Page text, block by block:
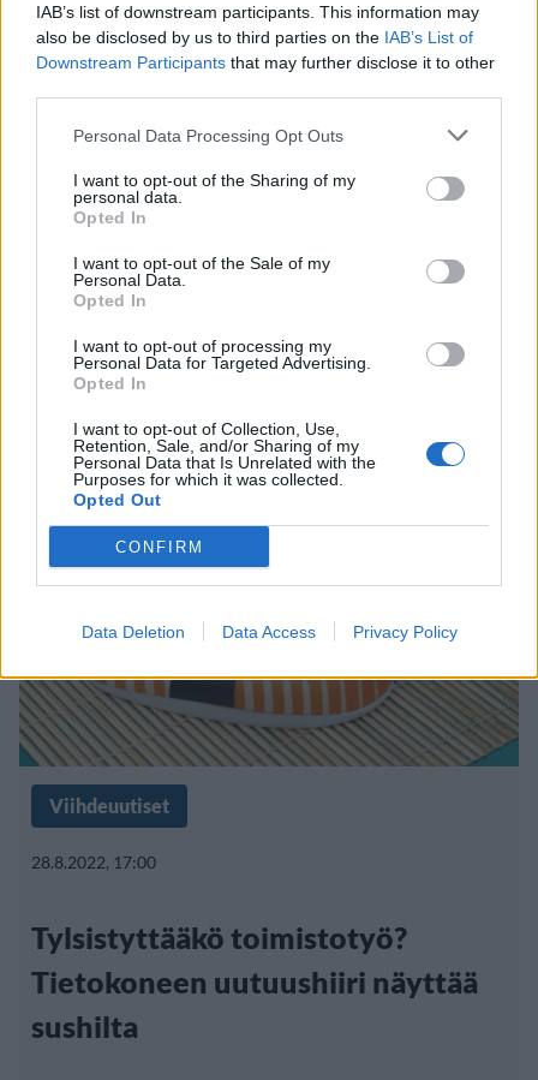
IAB’s list of downstream participants. This information may
also be disclosed by us to third parties on the IAB’s List of
Downstream Participants that may further disclose it to other
Personal Data Processing Opt Outs
I want to opt-out of the Sharing of my
personal data.
Opted In
I want to opt-out of the Sale of my
Personal Data.
Opted In
I want to opt-out of processing my
Personal Data for Targeted Advertising.
Opted In
I want to opt-out of Collection, Use,
Retention, Sale, and/or Sharing of my
Personal Data that Is Unrelated with the
Purposes for which it was collected.
Opted Out
CONFIRM
Data Deletion Data Access Privacy Policy
Ruoka Viihdeuutiset
suurimman sushirullan – Gordon
Ramsayn ennätys murskaksi
Viihdeuutiset
28.8.2022, 17:00
Tylsistyttääkö toimistotyö?
Tietokoneen uutuushiiri näyttää
sushilta